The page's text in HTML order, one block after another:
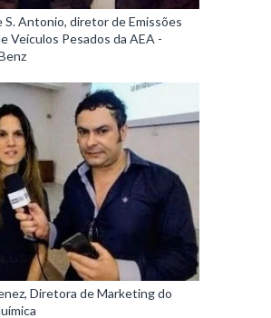
S. Antonio, diretor de Emissões
Veículos Pesados da AEA -
Diretora de Marketing do